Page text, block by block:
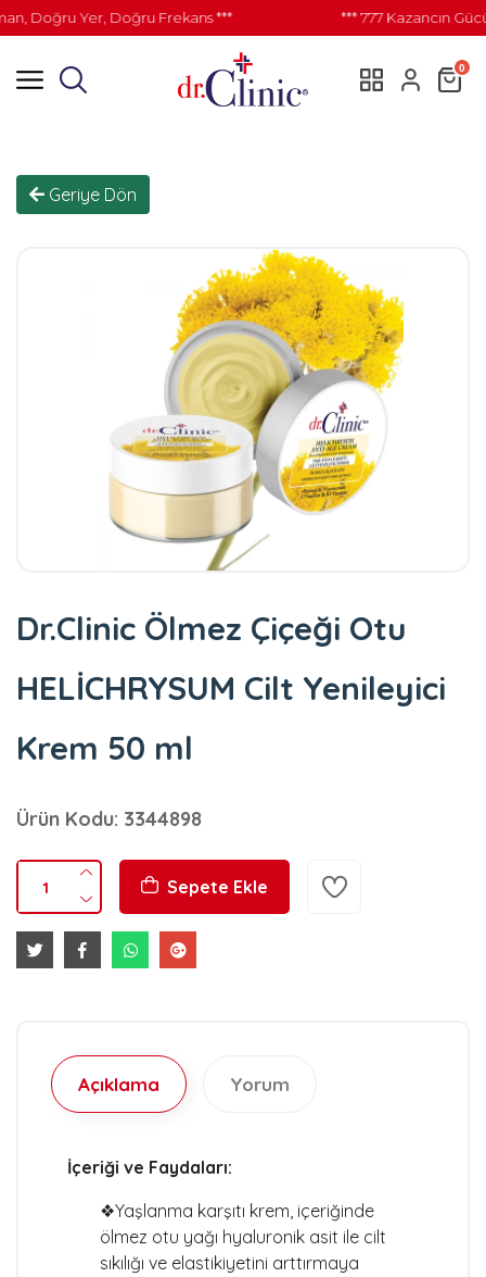
Yer, Doğru Frekans *** *** 777 Kazancın Gücü
0
Geriye Dön
Dr.Clinic Ölmez Çiçeği Otu
HELİCHRYSUM Cilt Yenileyici
Krem 50 ml
Ürün Kodu: 3344898
Sepete Ekle
Açıklama Yorum
İçeriği ve Faydaları:
❖Yaşlanma karşıtı krem, içeriğinde
ölmez otu yağı hyaluronik asit ile cilt
sıkılığı ve elastikiyetini arttırmaya